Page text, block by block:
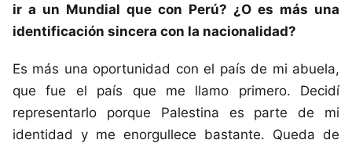
ir a un Mundial que con Perú? ¿O es más una
identificación sincera con la nacionalidad?
Es más una oportunidad con el país de mi abuela,
que fue el país que me llamo primero. Decidí
representarlo porque Palestina es parte de mi
identidad y me enorgullece bastante. Queda de